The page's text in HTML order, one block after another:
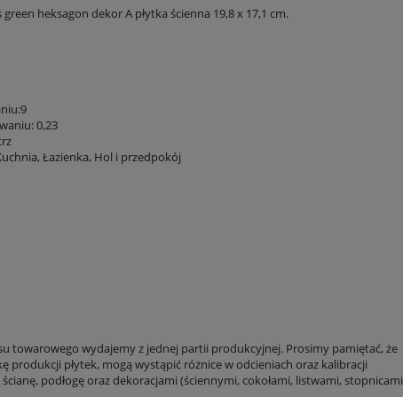
heksagon dekor A płytka ścienna 19,8 x 17,1 cm.
0,23
Łazienka, Hol i przedpokój
towarowego wydajemy z jednej partii produkcyjnej. Prosimy pamiętać, że
produkcji płytek, mogą wystąpić różnice w odcieniach oraz kalibracji
podłogę oraz dekoracjami (ściennymi, cokołami, listwami, stopnicami